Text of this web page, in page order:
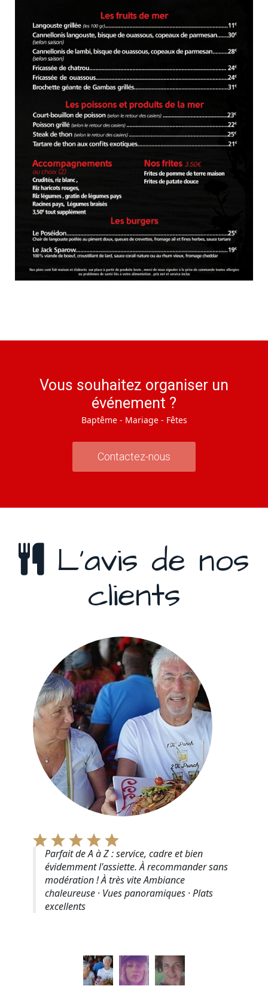
Vous souhaitez organiser un
événement ?
Baptême - Mariage - Fêtes
Contactez-nous
L'avis de nos
clients
Parfait de A à Z : service, cadre et bien
évidemment l'assiette. À recommander sans
modération ! À très vite Ambiance
chaleureuse · Vues panoramiques · Plats
excellents